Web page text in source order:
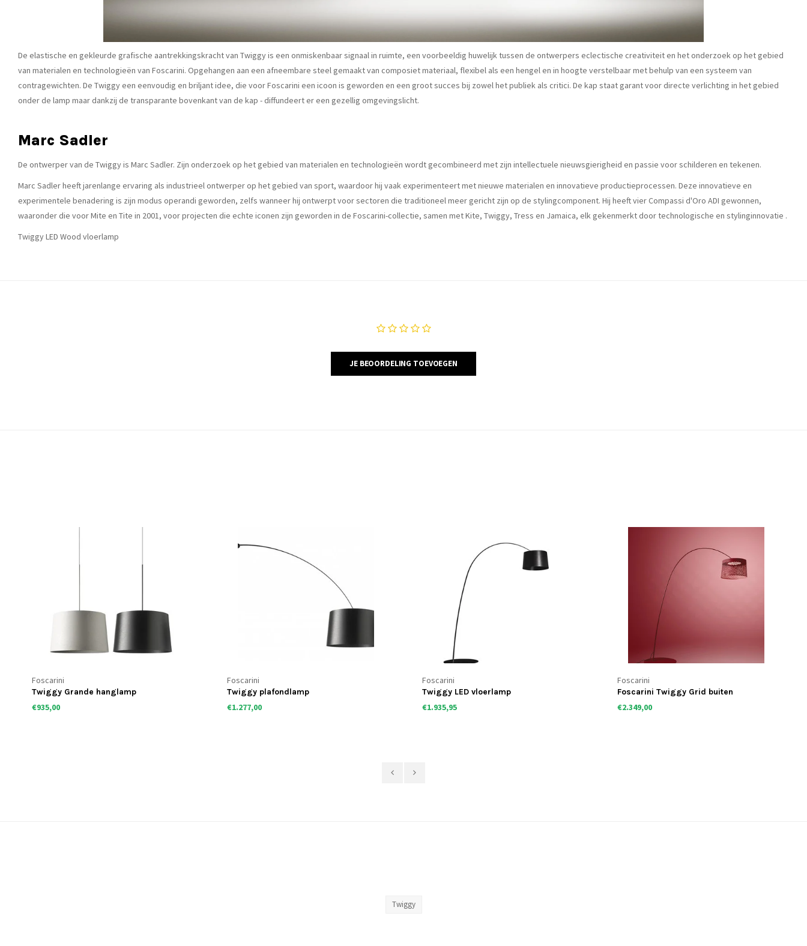
De elastische en gekleurde grafische aantrekkingskracht van Twiggy is een onmiskenbaar signaal in ruimte, een voorbeeldig huwelijk tussen de ontwerpers eclectische creativiteit en het onderzoek op het gebied
van materialen en technologieën van Foscarini. Opgehangen aan een afneembare steel gemaakt van composiet materiaal, flexibel als een hengel en in hoogte verstelbaar met behulp van een systeem van
contragewichten. De Twiggy een eenvoudig en briljant idee, die voor Foscarini een icoon is geworden en een groot succes bij zowel het publiek als critici. De kap staat garant voor directe verlichting in het gebied
onder de lamp maar dankzij de transparante bovenkant van de kap - diffundeert er een gezellig omgevingslicht.
Marc Sadler
De ontwerper van de Twiggy is Marc Sadler. Zijn onderzoek op het gebied van materialen en technologieën wordt gecombineerd met zijn intellectuele nieuwsgierigheid en passie voor schilderen en tekenen.
Marc Sadler heeft jarenlange ervaring als industrieel ontwerper op het gebied van sport, waardoor hij vaak experimenteert met nieuwe materialen en innovatieve productieprocessen. Deze innovatieve en
experimentele benadering is zijn modus operandi geworden, zelfs wanneer hij ontwerpt voor sectoren die traditioneel meer gericht zijn op de stylingcomponent. Hij heeft vier Compassi d'Oro ADI gewonnen,
waaronder die voor Mite en Tite in 2001, voor projecten die echte iconen zijn geworden in de Foscarini-collectie, samen met Kite, Twiggy, Tress en Jamaica, elk gekenmerkt door technologische en stylinginnovatie .
Twiggy LED Wood vloerlamp
JE BEOORDELING TOEVOEGEN
Foscarini
Twiggy Grande hanglamp
€935,00
Foscarini
Twiggy plafondlamp
€1.277,00
Foscarini
Twiggy LED vloerlamp
€1.935,95
Foscarini
Foscarini Twiggy Grid buiten
booglamp
€2.349,00
Twiggy